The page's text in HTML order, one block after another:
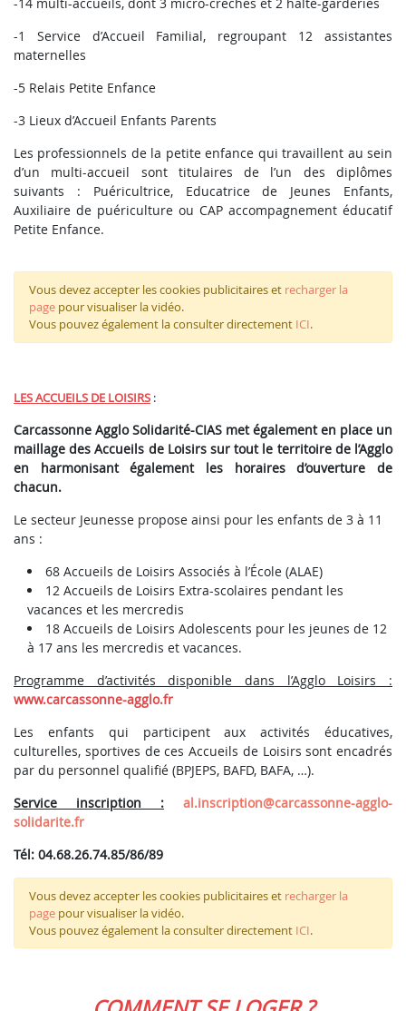
-14 multi-accueils, dont 3 micro-crèches et 2 halte-garderies
-1 Service d’Accueil Familial, regroupant 12 assistantes
maternelles
-5 Relais Petite Enfance
-3 Lieux d’Accueil Enfants Parents
Les professionnels de la petite enfance qui travaillent au sein
d’un multi-accueil sont titulaires de l’un des diplômes
suivants : Puéricultrice, Educatrice de Jeunes Enfants,
Auxiliaire de puériculture ou CAP accompagnement éducatif
Petite Enfance.
Vous devez accepter les cookies publicitaires et recharger la
page pour visualiser la vidéo.
Vous pouvez également la consulter directement ICI.
LES ACCUEILS DE LOISIRS :
Carcassonne Agglo Solidarité-CIAS met également en place un
maillage des Accueils de Loisirs sur tout le territoire de l’Agglo
en harmonisant également les horaires d’ouverture de
chacun.
Le secteur Jeunesse propose ainsi pour les enfants de 3 à 11
ans :
68 Accueils de Loisirs Associés à l’École (ALAE)
12 Accueils de Loisirs Extra-scolaires pendant les
vacances et les mercredis
18 Accueils de Loisirs Adolescents pour les jeunes de 12
à 17 ans les mercredis et vacances.
Programme d’activités disponible dans l’Agglo Loisirs :
www.carcassonne-agglo.fr
Les enfants qui participent aux activités éducatives,
culturelles, sportives de ces Accueils de Loisirs sont encadrés
par du personnel qualifié (BPJEPS, BAFD, BAFA, …).
Service inscription :
al.inscription@carcassonne-agglo-
solidarite.fr
Tél: 04.68.26.74.85/86/89
Vous devez accepter les cookies publicitaires et recharger la
page pour visualiser la vidéo.
Vous pouvez également la consulter directement ICI.